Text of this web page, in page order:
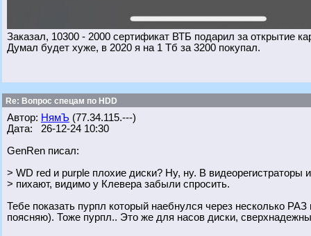
Заказал, 10300 - 2000 сертификат ВТБ подарил за открытие
Думал будет хуже, в 2020 я на 1 Тб за 3200 покупал.
Re: Вопрос спецам по HDD
Автор: НямЪ (77.34.115.---)
Дата: 26-12-24 10:30
GenRen писал:
> WD red и purple плохие диски? Ну, ну. В видеорегистраторы
> пихают, видимо у Клевера забыли спросить.
Тебе показать пурпл который наебнулся через несколько
поясняю). Тоже пурпл.. Это же для насов диски,